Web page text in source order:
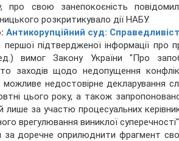
про свою занепокоєність
розкритикувало дії НАБУ.
Антикорупційний суд:
першої підтвердженої інформації
вимог Закону України "Про
заходів щодо недопущення
недостовірне декларування
цього року, а також
лише за участю процесуальних
врегулювання виниклої
за доречне оприлюднити фрагмент